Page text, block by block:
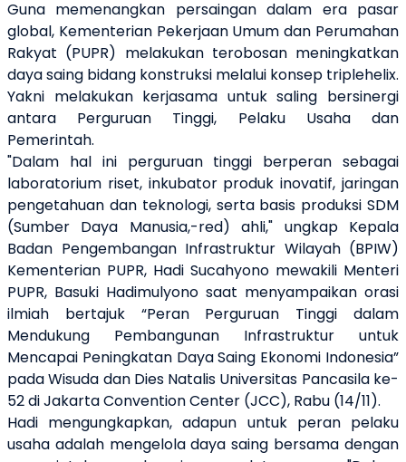
Guna memenangkan persaingan dalam era pasar
global, Kementerian Pekerjaan Umum dan Perumahan
Rakyat (PUPR) melakukan terobosan meningkatkan
daya saing bidang konstruksi melalui konsep triplehelix.
Yakni melakukan kerjasama untuk saling bersinergi
antara Perguruan Tinggi, Pelaku Usaha dan
Pemerintah.
"Dalam hal ini perguruan tinggi berperan sebagai
laboratorium riset, inkubator produk inovatif, jaringan
pengetahuan dan teknologi, serta basis produksi SDM
(Sumber Daya Manusia,-red) ahli," ungkap Kepala
Badan Pengembangan Infrastruktur Wilayah (BPIW)
Kementerian PUPR, Hadi Sucahyono mewakili Menteri
PUPR, Basuki Hadimulyono saat menyampaikan orasi
ilmiah bertajuk “Peran Perguruan Tinggi dalam
Mendukung Pembangunan Infrastruktur untuk
Mencapai Peningkatan Daya Saing Ekonomi Indonesia”
pada Wisuda dan Dies Natalis Universitas Pancasila ke-
52 di Jakarta Convention Center (JCC), Rabu (14/11).
Hadi mengungkapkan, adapun untuk peran pelaku
usaha adalah mengelola daya saing bersama dengan